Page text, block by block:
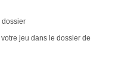
dossier
jeu dans le dossier de